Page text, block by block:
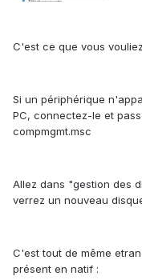
C'est ce que vous
Si un périphérique
PC, connectez-le et
compmgmt.msc
Allez dans "gestion des
verrez un nouveau
C'est tout de même
présent en natif :